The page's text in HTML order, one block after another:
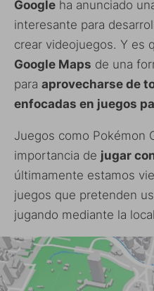
Google ha anunciado
interesante para
crear videojuegos. Y es
Google Maps de una
para aprovecharse de
enfocadas en juegos
Juegos como Pokémon
importancia de jugar
últimamente estamos
juegos que pretenden
jugando mediante la